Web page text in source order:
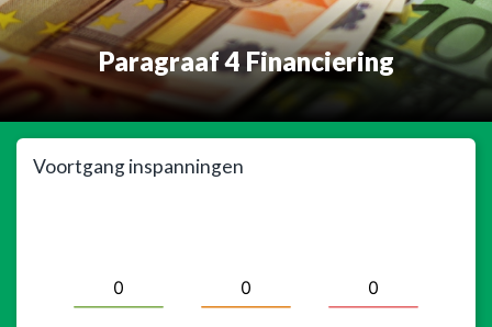
Paragraaf 4 Financiering
Voortgang inspanningen